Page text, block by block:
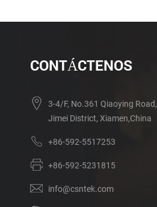
CONTÁCTENOS
3-4/F, No.361 Qiaoying Road,
Jimei District, Xiamen,China
+86-592-5517253
+86-592-5231815
info@csntek.com